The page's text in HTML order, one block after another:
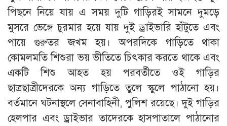
পিছনে নিয়ে যায় এ সময় দুটি গাড়িরই সামনে দুমড়ে
মুসরে ভেঙ্গে চুরমার হয়ে যায় দুই ড্রাইভারি হাঁটুতে এবং
পায়ে গুরুতর জখম হয়। অপরদিকে গাড়িতে থাকা
কোমলমতি শিশুরা ভয় ভীতিতে চিৎকার করতে থাকে এবং
একটি শিশু আহত হয় পরবর্তীতে ওই গাড়ির
ছাত্রছাত্রীদেরকে অন্য গাড়িতে তুলে স্কুলে পাঠানো হয়।
বর্তমানে ঘটনাস্থলে সেনাবাহিনী, পুলিশ রয়েছে। দুই গাড়ির
হেলপার এবং ড্রাইভার তাদেরকে হাসপাতালে পাঠানোর